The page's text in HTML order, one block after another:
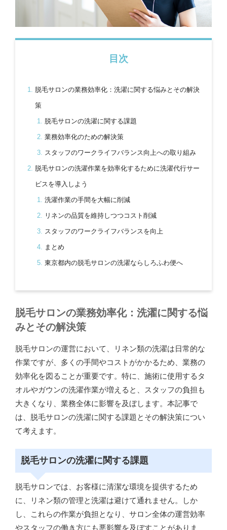
目次
脱毛サロンの業務効率化：洗濯に関する悩みとその解決
策
脱毛サロンの洗濯に関する課題
業務効率化のための解決策
スタッフのワークライフバランス向上への取り組み
脱毛サロンの洗濯作業を効率化するために洗濯代行サー
ビスを導入しよう
洗濯作業の手間を大幅に削減
リネンの品質を維持しつつコスト削減
スタッフのワークライフバランスを向上
まとめ
東京都内の脱毛サロンの洗濯ならしろふわ便へ
脱毛サロンの業務効率化：洗濯に関する悩
みとその解決策
脱毛サロンの運営において、リネン類の洗濯は日常的な
作業ですが、多くの手間やコストがかかるため、業務の
効率化を図ることが重要です。特に、施術に使用するタ
オルやガウンの洗濯作業が増えると、スタッフの負担も
大きくなり、業務全体に影響を及ぼします。本記事で
は、脱毛サロンの洗濯に関する課題とその解決策につい
て考えます。
脱毛サロンの洗濯に関する課題
脱毛サロンでは、お客様に清潔な環境を提供するため
に、リネン類の管理と洗濯は避けて通れません。しか
し、これらの作業が負担となり、サロン全体の運営効率
やスタッフの働き方にも悪影響を及ぼすことがありま